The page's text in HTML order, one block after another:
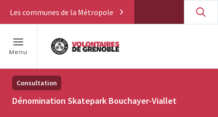
Les communes de la Métropole
Consultation
Dénomination Skatepark Bouchayer-Viallet